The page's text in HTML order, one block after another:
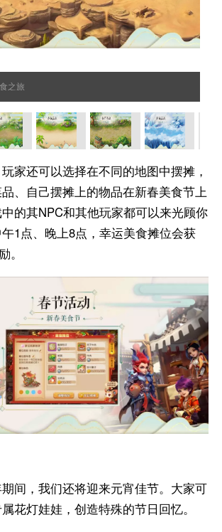
之旅
还可以选择在不同的地图中摆摊，
、自己摆摊上的物品在新春美食节上
的其NPC和其他玩家都可以来光顾你
1点、晚上8点，幸运美食摊位会获
。
，我们还将迎来元宵佳节。大家可
花灯娃娃，创造特殊的节日回忆。